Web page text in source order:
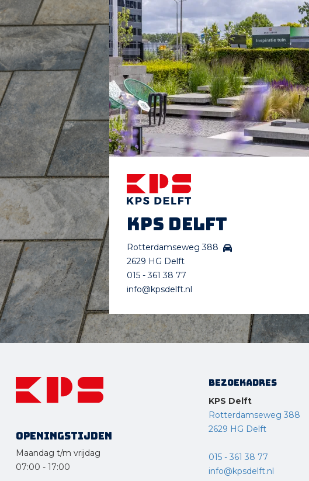
KPS Delft
Rotterdamseweg 388
2629 HG Delft
015 - 361 38 77
info@kpsdelft.nl
Openingstijden
Maandag t/m vrijdag
07:00 - 17:00
Bezoekadres
KPS Delft
Rotterdamseweg 388
2629 HG Delft
015 - 361 38 77
info@kpsdelft.nl